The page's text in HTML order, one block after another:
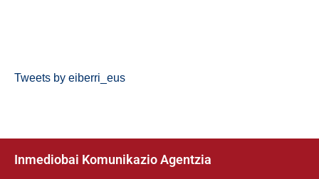
Tweets by eiberri_eus
Inmediobai Komunikazio Agentzia